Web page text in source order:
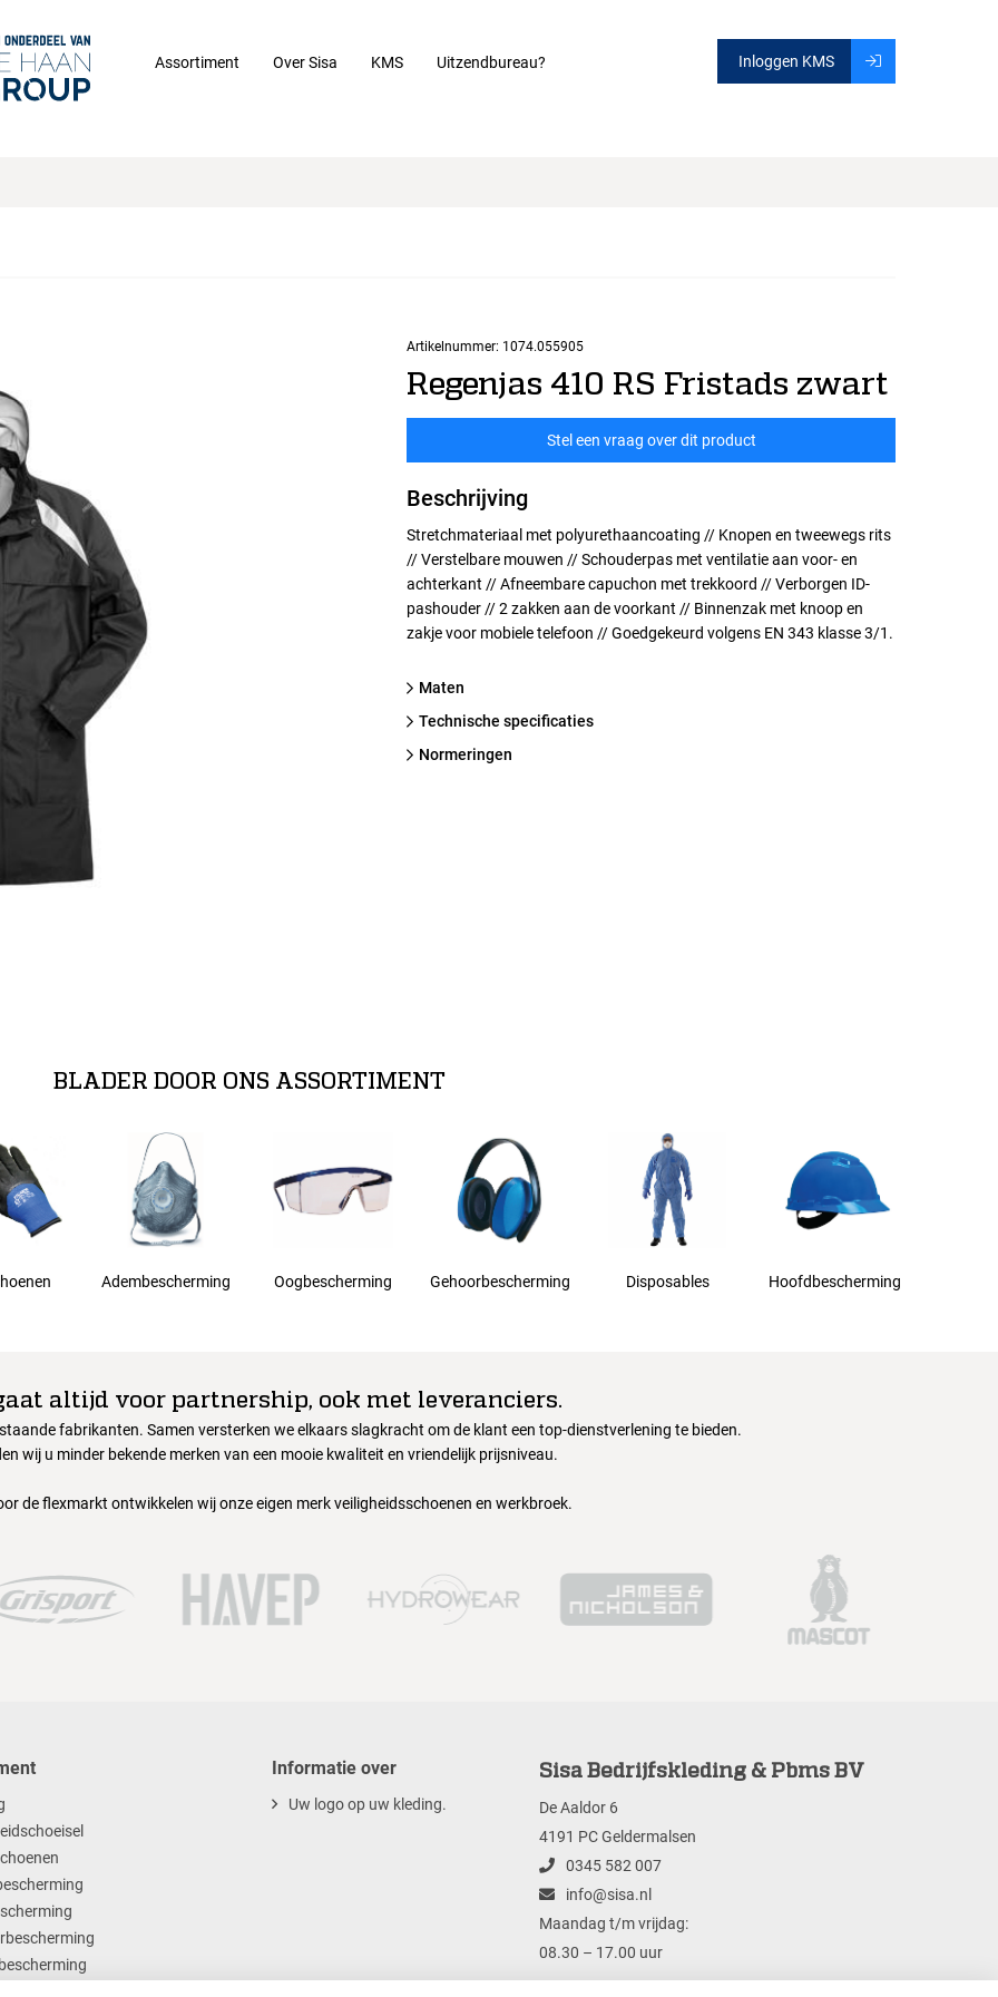
Assortiment Over Sisa KMS Uitzendbureau? Inloggen KMS
Artikelnummer: 1074.055905
Regenjas 410 RS Fristads zwart
Stel een vraag over dit product
Beschrijving
Stretchmateriaal met polyurethaancoating // Knopen en tweewegs rits
// Verstelbare mouwen // Schouderpas met ventilatie aan voor- en
achterkant // Afneembare capuchon met trekkoord // Verborgen ID-
pashouder // 2 zakken aan de voorkant // Binnenzak met knoop en
zakje voor mobiele telefoon // Goedgekeurd volgens EN 343 klasse 3/1.
Maten
technische specificaties
normeringen
BLADER DOOR ONS ASSORTIMENT
Adembescherming Oogbescherming Gehoorbescherming Disposables Hoofdbescherming
altijd voor partnership, ook met leveranciers.
fabrikanten. Samen versterken we elkaars slagkracht om de klant een top-dienstverlening te bieden.
wij u minder bekende merken van een mooie kwaliteit en vriendelijk prijsniveau.
de flexmarkt ontwikkelen wij onze eigen merk veiligheidsschoenen en werkbroek.
Informatie over
Uw logo op uw kleding.
Sisa Bedrijfskleding & Pbms BV
De Aaldor 6
4191 PC Geldermalsen
0345 582 007
info@sisa.nl
Maandag t/m vrijdag:
08.30 – 17.00 uur